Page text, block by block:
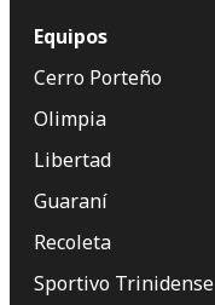
Equipos
Cerro Porteño
Olimpia
Libertad
Guaraní
Recoleta
Sportivo Trinidense